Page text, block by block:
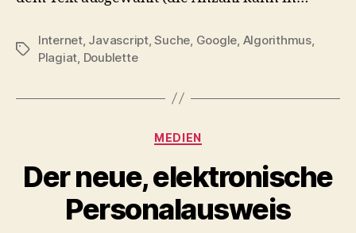
Schlagwörter
Internet, Javascript,Suche Google Algorithmus,
Plagiat Doublette
Kategorien
MEDIEN
Der neue, elektronische
Personalausweis